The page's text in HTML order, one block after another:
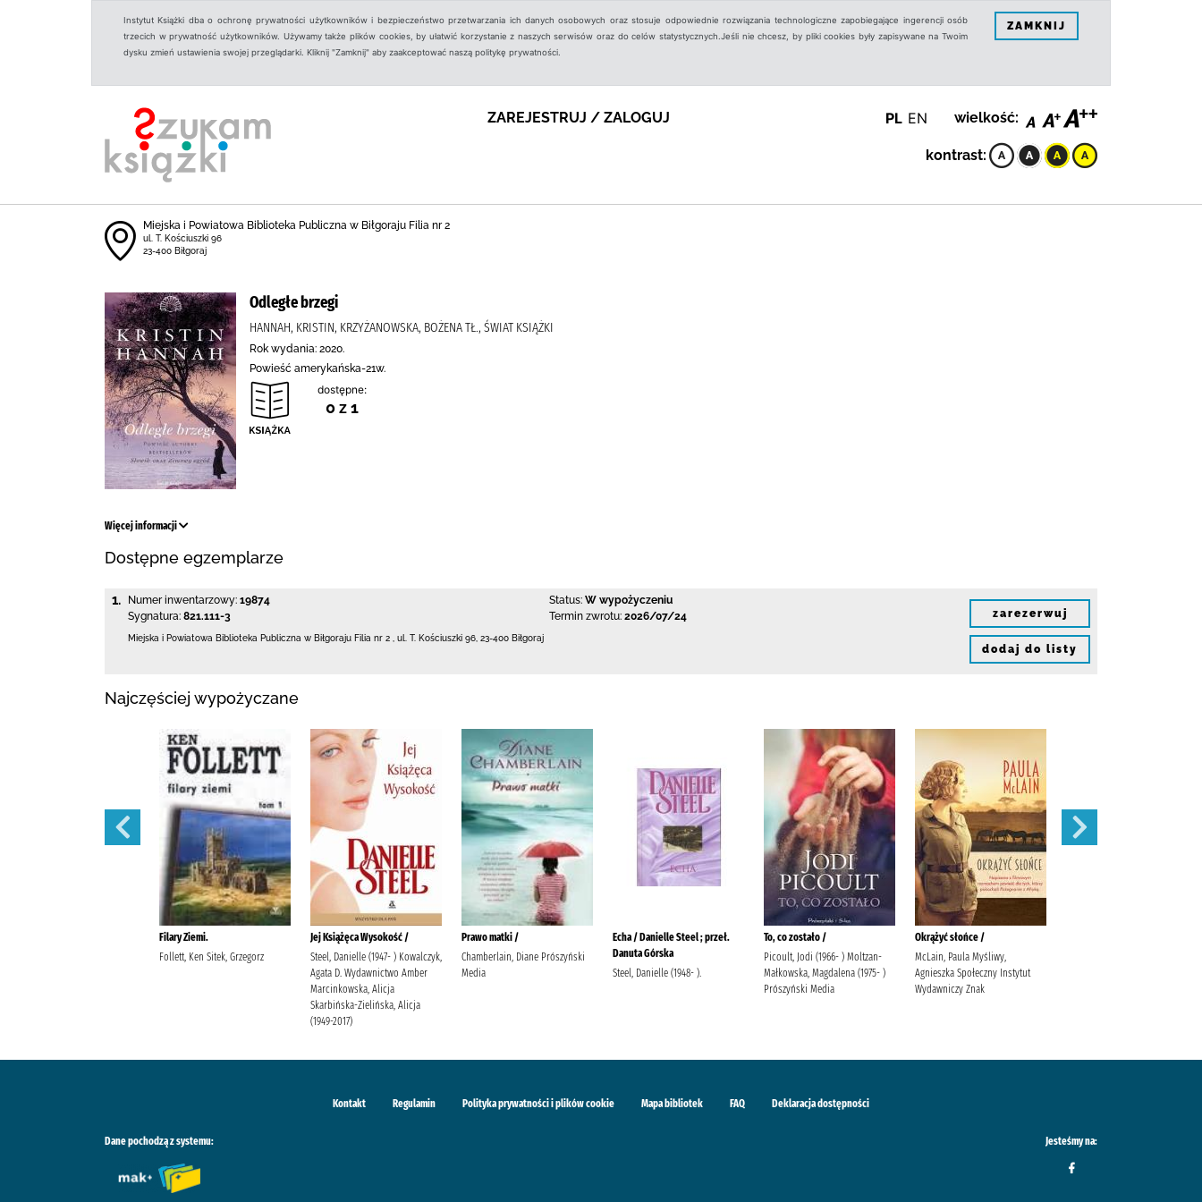
Instytut Książki dba o ochronę prywatności użytkowników i bezpieczeństwo przetwarzania ich danych osobowych oraz stosuje odpowiednie rozwiązania technologiczne zapobiegające ingerencji osób
trzecich w prywatność użytkowników. Używamy także plików cookies, by ułatwić korzystanie z naszych serwisów oraz do celów statystycznych.Jeśli nie chcesz, by pliki cookies były zapisywane na Twoim
dysku zmień ustawienia swojej przeglądarki. Kliknij "Zamknij" aby zaakceptować naszą politykę prywatności.
ZAMKNIJ
ZAREJESTRUJ / ZALOGUJ PL EN wielkość:
kontrast:
Miejska i Powiatowa Biblioteka Publiczna w Biłgoraju Filia nr 2
ul. T. Kościuszki 96
23-400 Biłgoraj
Odległe brzegi
HANNAH, KRISTIN, KRZYŻANOWSKA, BOŻENA TŁ., ŚWIAT KSIĄŻKI
Rok wydania: 2020.
Powieść amerykańska-21w.
dostępne:
0 z 1
Więcej informacji
Dostępne egzemplarze
1. Numer inwentarzowy: 19874
Sygnatura: 821.111-3
Status: W wypożyczeniu
Termin zwrotu: 2026/07/24
Miejska i Powiatowa Biblioteka Publiczna w Biłgoraju Filia nr 2 ul. T. Kościuszki 96 23-400 Biłgoraj
zarezerwuj
dodaj do listy
Najczęściej wypożyczane
Filary Ziemi.
Follett, Ken Sitek, Grzegorz
Jej Książęca Wysokość /
Steel, Danielle (1947- ) Kowalczyk,
Agata D. Wydawnictwo Amber
Marcinkowska, Alicja
Skarbińska-Zielińska, Alicja
(1949-2017)
Prawo matki /
Chamberlain, Diane Prószyński
Media
Echa / Danielle Steel ; przeł.
Danuta Górska
Steel, Danielle (1948- ).
To, co zostało /
Picoult, Jodi (1966- ) Moltzan-
Małkowska, Magdalena (1975- )
Prószyński Media
Okrążyć słońce /
McLain, Paula Myśliwy,
Agnieszka Społeczny Instytut
Wydawniczy Znak
Kontakt Regulamin Polityka prywatności i plików cookie Mapa bibliotek FAQ Deklaracja dostępności
Dane pochodzą z systemu: Jesteśmy na: